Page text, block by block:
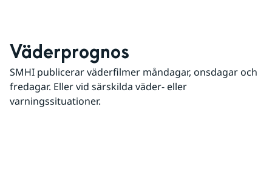
Väderprognos
SMHI publicerar väderfilmer måndagar, onsdagar och
fredagar. Eller vid särskilda väder- eller
varningssituationer.